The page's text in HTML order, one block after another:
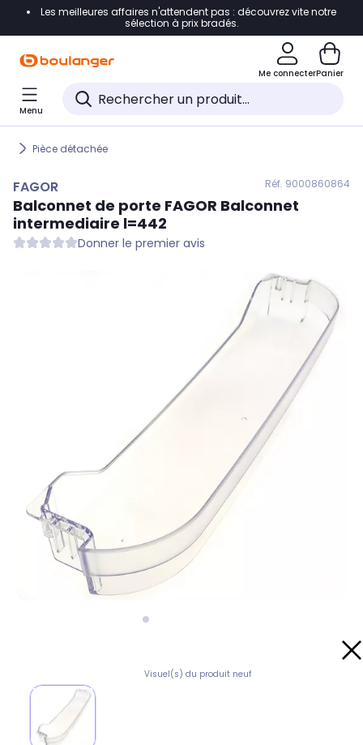
Accéder directement à la navigation
Accéder directement au pied de page
Accéder directement au chatbot
Les meilleures affaires n'attendent pas : découvrez vite notre
sélection à prix bradés.
Me connecterPanier
Menu
Pièce détachée
FAGOR Réf. 9000860864
Balconnet de porte FAGOR Balconnet
intermediaire l=442
Donner le premier avis
Visuel(s) du produit neuf